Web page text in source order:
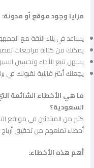
مزايا وجود موقع أو مدونة:
يساعد في بناء الثقة مع
يمكنك من كتابة مراجعات
يسهل تتبع الأداء وتحسين السيو
يجعلك أكثر قابلية لقبولك في
ما هي الأخطاء الشائعة
السعودية؟
كثير من المبتدئين في
أخطاء تمنعهم من تحقيق أرباح
أهم هذه الأخطاء: